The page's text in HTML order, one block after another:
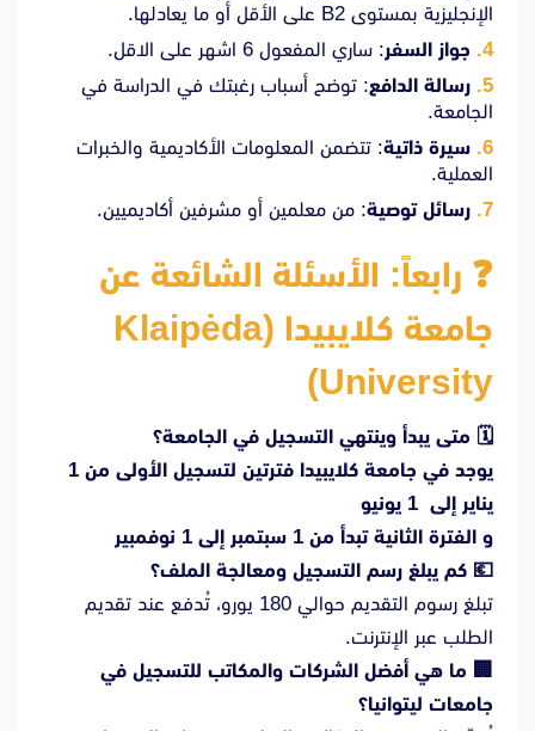
الإنجليزية بمستوى B2 على الأقل أو ما يعادلها.
جواز السفر: ساري المفعول 6 اشهر على الاقل.
رسالة الدافع: توضح أسباب رغبتك في الدراسة في
الجامعة.
سيرة ذاتية: تتضمن المعلومات الأكاديمية والخبرات
العملية.
رسائل توصية: من معلمين أو مشرفين أكاديميين.
❓ رابعاً: الأسئلة الشائعة عن
جامعة كلايبيدا (Klaipėda
University)
🗓 متى يبدأ وينتهي التسجيل في الجامعة؟
يوجد في جامعة كلايبيدا فترتين لتسجيل الأولى من 1
يناير إلى 1 يونيو
و الفترة الثانية تبدأ من 1 سبتمبر إلى 1 نوفمبير
💶 كم يبلغ رسم التسجيل ومعالجة الملف؟
تبلغ رسوم التقديم حوالي 180 يورو، تُدفع عند تقديم
الطلب عبر الإنترنت.
🏢
ما هي أفضل الشركات والمكاتب للتسجيل في
جامعات ليتوانيا؟